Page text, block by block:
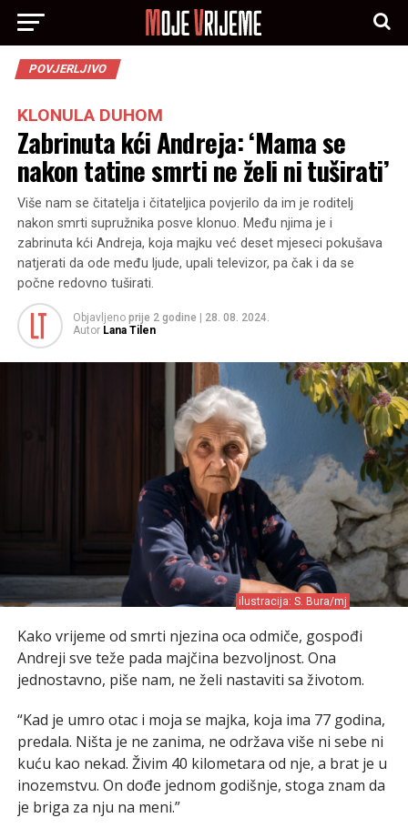
POVJERLJIVO
KLONULA DUHOM
Zabrinuta kći Andreja: ‘Mama se
nakon tatine smrti ne želi ni tuširati’
Više nam se čitatelja i čitateljica povjerilo da im je roditelj
nakon smrti supružnika posve klonuo. Među njima je i
zabrinuta kći Andreja, koja majku već deset mjeseci pokušava
natjerati da ode među ljude, upali televizor, pa čak i da se
počne redovno tuširati.
Objavljeno prije 2 godine
28. 08. 2024.
Autor Lana Tilen
ilustracija: S. Bura/mj
Kako vrijeme od smrti njezina oca odmiče, gospođi
Andreji sve teže pada majčina bezvoljnost. Ona
jednostavno, piše nam, ne želi nastaviti sa životom.
“Kad je umro otac i moja se majka, koja ima 77 godina,
predala. Ništa je ne zanima, ne održava više ni sebe ni
kuću kao nekad. Živim 40 kilometara od nje, a brat je u
inozemstvu. On dođe jednom godišnje, stoga znam da
je briga za nju na meni.”